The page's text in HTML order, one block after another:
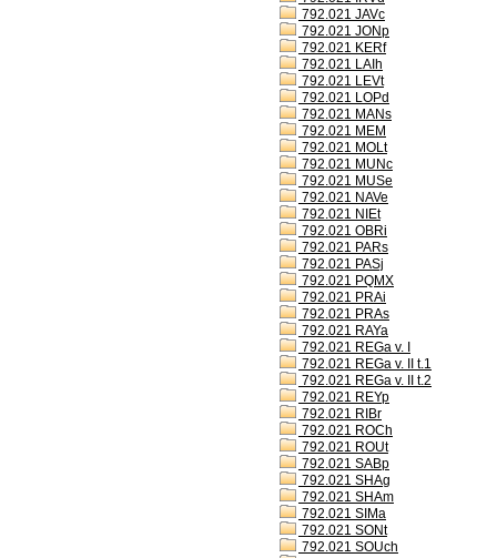
792.021 JAVc
792.021 JONp
792.021 KERf
792.021 LAIh
792.021 LEVt
792.021 LOPd
792.021 MANs
792.021 MEM
792.021 MOLt
792.021 MUNc
792.021 MUSe
792.021 NAVe
792.021 NIEt
792.021 OBRi
792.021 PARs
792.021 PASj
792.021 PQMX
792.021 PRAi
792.021 PRAs
792.021 RAYa
792.021 REGa v. I
792.021 REGa v. II t.1
792.021 REGa v. II t.2
792.021 REYp
792.021 RIBr
792.021 ROCh
792.021 ROUt
792.021 SABp
792.021 SHAg
792.021 SHAm
792.021 SIMa
792.021 SONt
792.021 SOUch